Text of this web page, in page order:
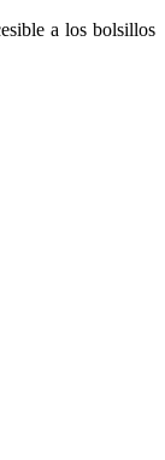
a los bolsillos